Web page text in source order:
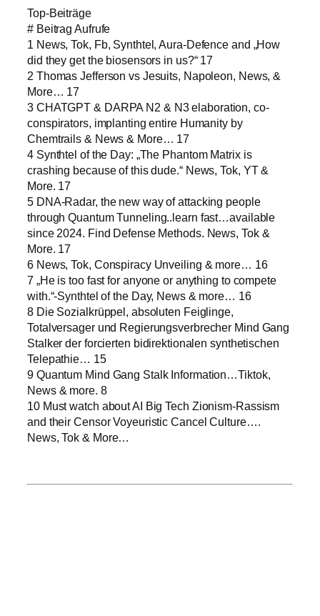
Top-Beiträge
# Beitrag Aufrufe
1 News, Tok, Fb, Synthtel, Aura-Defence and „How
did they get the biosensors in us?“ 17
2 Thomas Jefferson vs Jesuits, Napoleon, News, &
More… 17
3 CHATGPT & DARPA N2 & N3 elaboration, co-
conspirators, implanting entire Humanity by
Chemtrails & News & More… 17
4 Synthtel of the Day: „The Phantom Matrix is
crashing because of this dude.“ News, Tok, YT &
More. 17
5 DNA-Radar, the new way of attacking people
through Quantum Tunneling..learn fast…available
since 2024. Find Defense Methods. News, Tok &
More. 17
6 News, Tok, Conspiracy Unveiling & more… 16
7 „He is too fast for anyone or anything to compete
with.“-Synthtel of the Day, News & more… 16
8 Die Sozialkrüppel, absoluten Feiglinge,
Totalversager und Regierungsverbrecher Mind Gang
Stalker der forcierten bidirektionalen synthetischen
Telepathie… 15
9 Quantum Mind Gang Stalk Information…Tiktok,
News & more. 8
10 Must watch about AI Big Tech Zionism-Rassism
and their Censor Voyeuristic Cancel Culture….
News, Tok & More…